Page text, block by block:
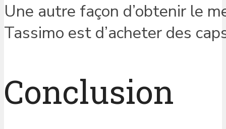
Une autre façon d’obtenir le
Tassimo est d’acheter des
Conclusion